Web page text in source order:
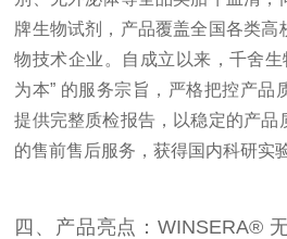
牌生物试剂，产品覆盖全国各类高
物技术企业。自成立以来，千舍
为本” 的服务宗旨，严格把控产品
提供完整质检报告，以稳定的产品
的售前售后服务，获得国内科研实
四、产品亮点：WINSERA®